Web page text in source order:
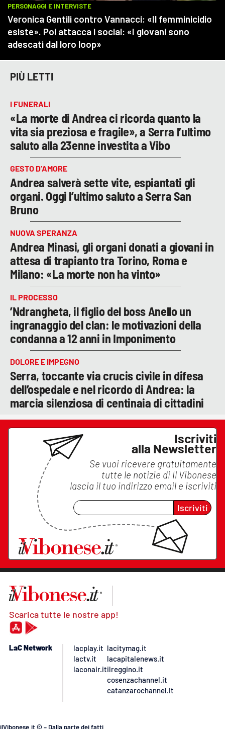
PIÙ LETTI
I FUNERALI
«La morte di Andrea ci ricorda quanto la
vita sia preziosa e fragile», a Serra l’ultimo
saluto alla 23enne investita a Vibo
GESTO D’AMORE
Andrea salverà sette vite, espiantati gli
organi. Oggi l’ultimo saluto a Serra San
Bruno
NUOVA SPERANZA
Andrea Minasi, gli organi donati a giovani in
attesa di trapianto tra Torino, Roma e
Milano: «La morte non ha vinto»
IL PROCESSO
’Ndrangheta, il figlio del boss Anello un
ingranaggio del clan: le motivazioni della
condanna a 12 anni in Imponimento
DOLORE E IMPEGNO
Serra, toccante via crucis civile in difesa
dell’ospedale e nel ricordo di Andrea: la
marcia silenziosa di centinaia di cittadini
Iscriviti
alla Newsletter
Se vuoi ricevere gratuitamente
tutte le notizie di Il Vibonese
lascia il tuo indirizzo email e iscriviti
Iscriviti
Scarica tutte le nostre app!
LaC Network
lacplay.it
lactv.it
laconair.it
lacitymag.it
lacapitalenews.it
ilreggino.it
cosenzachannel.it
catanzarochannel.it
ilVibonese.it © – Dalla parte dei fatti